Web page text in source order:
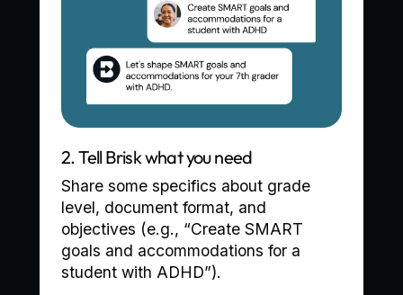
what you need
specifics about grade
format, and
“Create SMART
for a
ADHD”).‍
Answer a few
Brisk so your IEP
you have in mind.
few seconds while